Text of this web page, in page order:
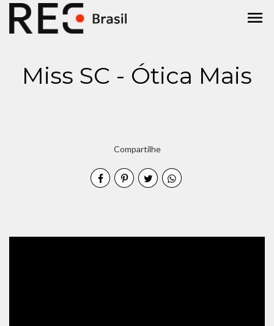
menu
Miss SC - Ótica Mais
Compartilhe